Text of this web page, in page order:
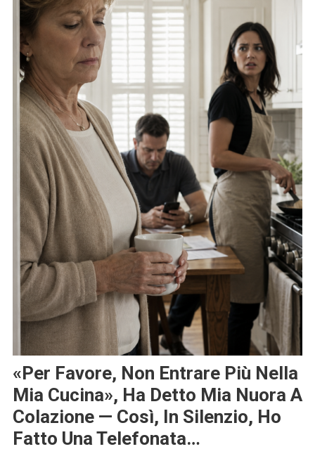
«Per Favore, Non Entrare Più Nella
Mia Cucina», Ha Detto Mia Nuora A
Colazione — Così, In Silenzio, Ho
Fatto Una Telefonata…